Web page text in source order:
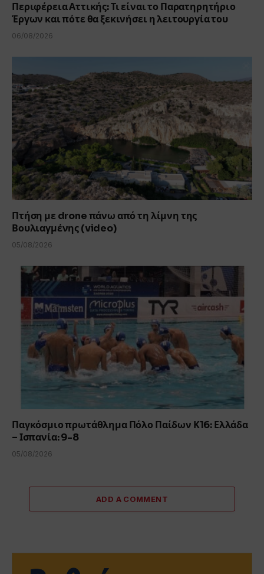
Περιφέρεια Αττικής: Τι είναι το Παρατηρητήριο
Έργων και πότε θα ξεκινήσει η λειτουργία του
06/08/2026
Πτήση με drone πάνω από τη λίμνη της
Βουλιαγμένης (video)
05/08/2026
Παγκόσμιο πρωτάθλημα Πόλο Παίδων Κ16: Ελλάδα
– Ισπανία: 9-8
05/08/2026
ADD A COMMENT